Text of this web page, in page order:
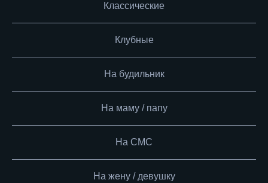
Классические
Клубные
На будильник
На маму / папу
На СМС
На жену / девушку